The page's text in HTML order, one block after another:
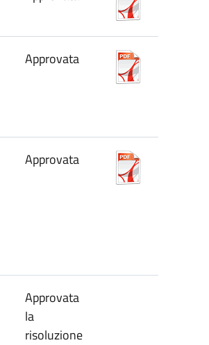
Approvata
Approvata
Approvata
la
risoluzione